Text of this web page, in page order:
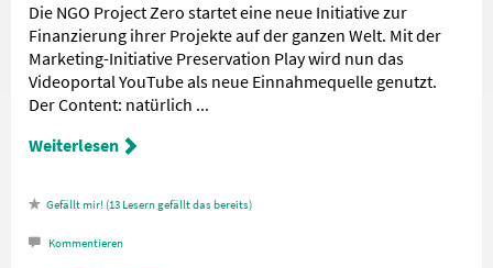
Die NGO Project Zero startet eine neue Initiative zur
Finanzierung ihrer Projekte auf der ganzen Welt. Mit der
Marketing-Initiative Preservation Play wird nun das
Videoportal YouTube als neue Einnahmequelle genutzt.
Der Content: natürlich ...
Weiterlesen
13 Lesern gefällt das
Kommentieren